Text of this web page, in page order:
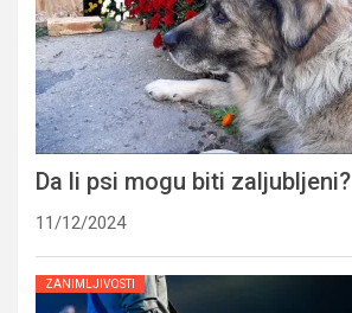
Da li psi mogu biti zaljubljeni?
11/12/2024
ZANIMLJIVOSTI